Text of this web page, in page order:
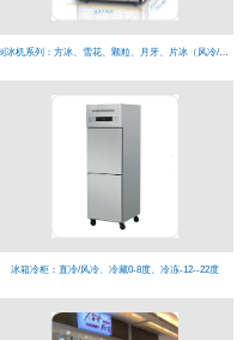
制冰机系列：方冰、雪花、颗粒、月牙、片冰（风冷/水冷）
冰箱冷柜：直冷/风冷、冷藏0-8度、冷冻-12--22度